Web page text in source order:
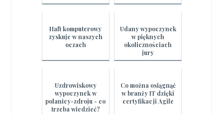
Haft komputerowy
zyskuje w naszych
oczach
Udany wypoczynek
w pięknych
okolicznościach
jury
Uzdrowiskowy
wypoczynek w
polanicy-zdroju - co
trzeba wiedzieć?
Co można osiągnąć
w branży IT dzięki
certyfikacji Agile